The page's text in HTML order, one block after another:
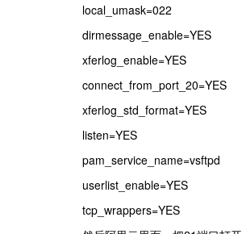
local_umask=022
dirmessage_enable=YES
xferlog_enable=YES
connect_from_port_20=YES
xferlog_std_format=YES
listen=YES
pam_service_name=vsftpd
userlist_enable=YES
tcp_wrappers=YES